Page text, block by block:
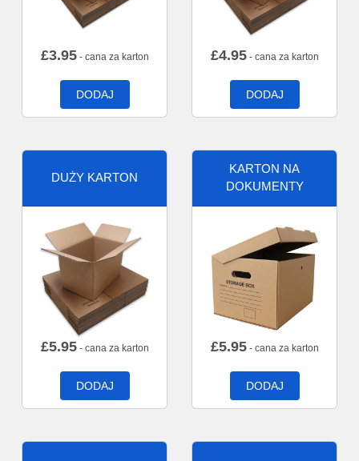
£3.95- cana za karton
DODAJ
£4.95- cana za karton
DODAJ
DUŻY KARTON
£5.95- cana za karton
DODAJ
KARTON NA
DOKUMENTY
£5.95- cana za karton
DODAJ